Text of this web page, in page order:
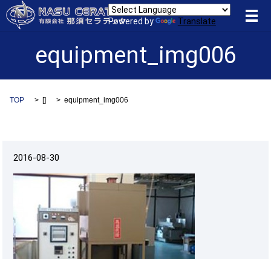
Powered by Translate メ
equipment_img006
TOP [] equipment_img006
2016-08-30